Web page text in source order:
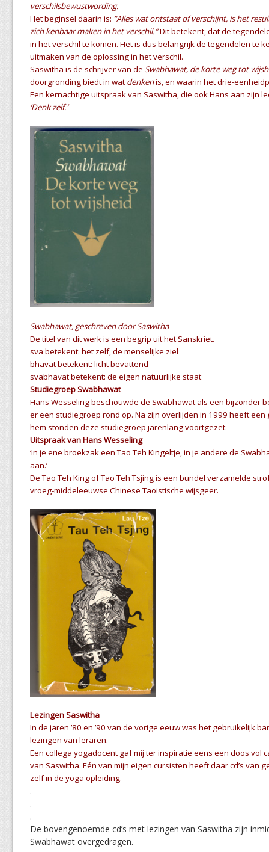
verschilsbewustwording.
Het beginsel daarin is: “Alles wat ontstaat of verschijnt, is het
zich kenbaar maken in het verschil.”Dit betekent, dat de
in het verschil te komen. Het is dus belangrijk de tegendelen te
uitmaken van de oplossing in het verschil.
Saswitha is de schrijver van de Swabhawat, de korte weg tot
doorgronding biedt in wat denkenis, en waarin het drie-
Een kernachtige uitspraak van Saswitha, die ook Hans aan zijn
‘Denk zelf.’
Swabhawat, geschreven door Saswitha
De titel van dit werk is een begrip uit het Sanskriet.
sva betekent: het zelf, de menselijke ziel
bhavat betekent: licht bevattend
svabhavat betekent: de eigen natuurlijke staat
Studiegroep Swabhawat
Hans Wesseling beschouwde de Swabhawat als een bijzonder
er een studiegroep rond op. Na zijn overlijden in 1999 heeft
hem stonden deze studiegroep jarenlang voortgezet.
Uitspraak van Hans Wesseling
‘In je ene broekzak een Tao Teh Kingeltje, in je andere de
aan.’
De Tao Teh King of Tao Teh Tsjing is een bundel verzamelde
vroeg-middeleeuwse Chinese Taoistische wijsgeer.
Lezingen Saswitha
In de jaren ’80 en ’90 van de vorige eeuw was het gebruikelijk
lezingen van leraren.
Een collega yogadocent gaf mij ter inspiratie eens een doos vol
van Saswitha. Eén van mijn eigen cursisten heeft daar cd’s van
zelf in de yoga opleiding.
.
.
.
De bovengenoemde cd’s met lezingen van Saswitha zijn
Swabhawat overgedragen.